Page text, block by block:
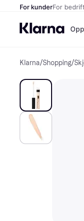
For kunderFor
Klarna/Shopping/